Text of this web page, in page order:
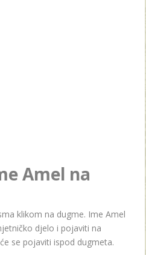
Amel na
klikom na dugme. Ime Amel
djelo i pojaviti na
se pojaviti ispod dugmeta.